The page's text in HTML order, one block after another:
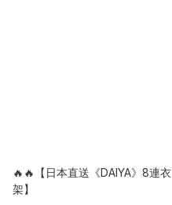
🔥🔥【日本直送《DAIYA》8連衣
架】